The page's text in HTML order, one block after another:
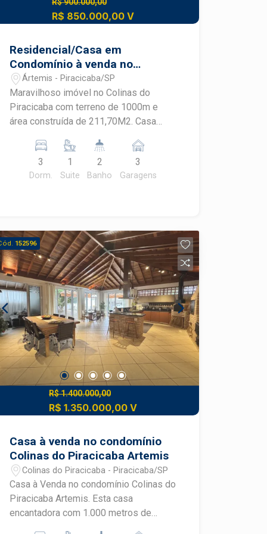
R$ 850.000,00 V
Residencial/Casa em
Condomínio à venda no
condomínio Colinas do
Piracicaba Artemis
Ártemis - Piracicaba/SP
Maravilhoso imóvel no Colinas do
Piracicaba com terreno de 1000m e
área construída de 211,70M2. Casa
de tv e sala de jantar cozinha planejada
com dispensa banheiro social
lavanderia coberta Canil Casa toda
3
Dorm.
1
Suite
2
Banho
3
Garagens
152596
R$ 1.400.000,00
R$ 1.350.000,00 V
Casa à venda no condomínio
Colinas do Piracicaba Artemis
Colinas do Piracicaba - Piracicaba/SP
Casa à Venda no condomínio Colinas do
Piracicaba Artemis. Esta casa
encantadora com 1.000 metros de